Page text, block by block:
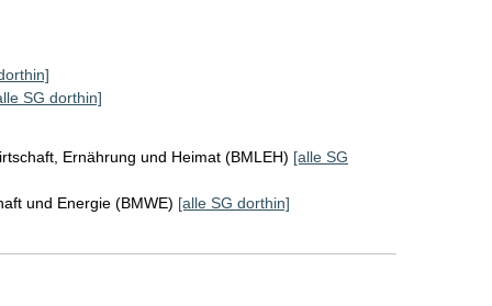
SG dorthin]
Ernährung und Heimat (BMLEH) [alle SG
und Energie (BMWE) [alle SG dorthin]